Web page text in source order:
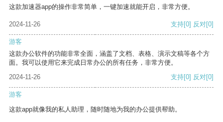
这款加速器app的操作非常简单，一键加速就能开启，非常方便。
2024-11-26 支持[0] 反对[0]
游客
这款办公软件的功能非常全面，涵盖了文档、表格、演示文稿等各个方
面。我可以使用它来完成日常办公的所有任务，非常方便。
2024-11-26
支持[0] 反对[0]
游客
这款app就像我的私人助理，随时随地为我的办公提供帮助。